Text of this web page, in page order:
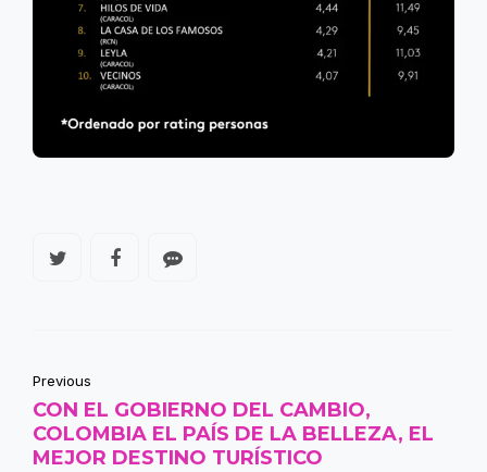
Previous
CON EL GOBIERNO DEL CAMBIO,
COLOMBIA EL PAÍS DE LA BELLEZA, EL
MEJOR DESTINO TURÍSTICO